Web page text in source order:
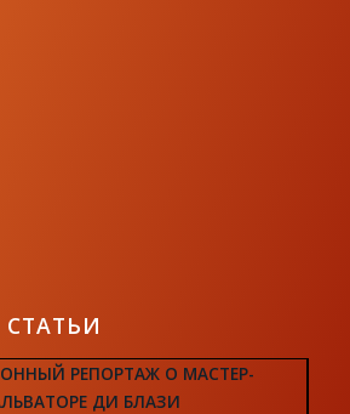
РЕПОРТАЖ О МАСТЕР-
ДИ БЛАЗИ